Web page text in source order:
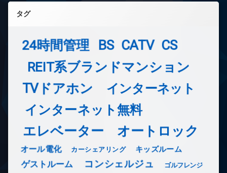
タグ
24時間管理 BS CATV CS
REIT系ブランドマンション
TVドアホン インターネット
インターネット無料
エレベーター オートロック
オール電化 カーシェアリング キッズルーム
ゲストルーム コンシェルジュ ゴルフレンジ